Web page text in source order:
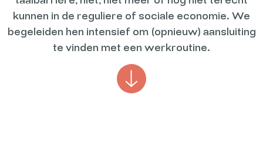
kunnen in de reguliere of sociale economie. We
begeleiden hen intensief om (opnieuw) aansluiting
te vinden met een werkroutine.